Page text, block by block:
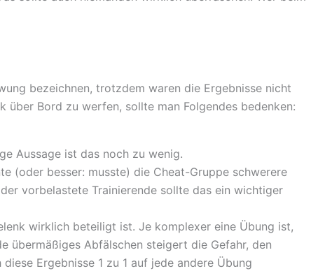
bezeichnen, trotzdem waren die Ergebnisse nicht
Bord zu werfen, sollte man Folgendes bedenken:
Aussage ist das noch zu wenig.
(oder besser: musste) die Cheat-Gruppe schwerere
vorbelastete Trainierende sollte das ein wichtiger
wirklich beteiligt ist. Je komplexer eine Übung ist,
übermäßiges Abfälschen steigert die Gefahr, den
Ergebnisse 1 zu 1 auf jede andere Übung